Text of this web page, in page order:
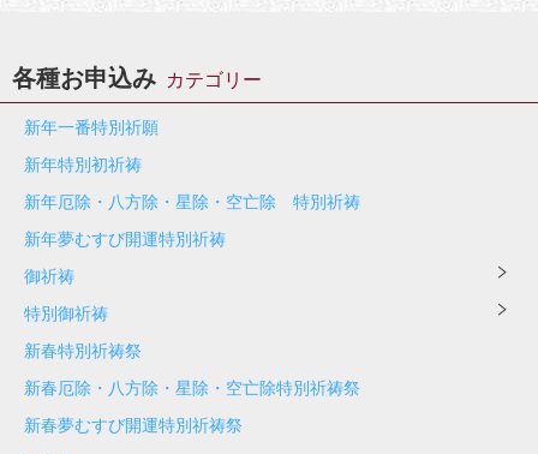
各種お申込み カテゴリー
新年一番特別祈願
新年特別初祈祷
新年厄除・八方除・星除・空亡除 特別祈祷
新年夢むすび開運特別祈祷
御祈祷
特別御祈祷
新春特別祈祷祭
新春厄除・八方除・星除・空亡除特別祈祷祭
新春夢むすび開運特別祈祷祭